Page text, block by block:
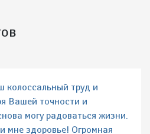
колоссальный труд и
Вашей точности и
могу радоваться жизни.
мне здоровье! Огромная